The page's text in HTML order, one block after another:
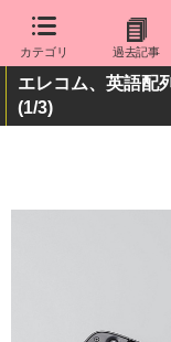
カテゴリ 過去記事
エレコム、英語配
(1/3)